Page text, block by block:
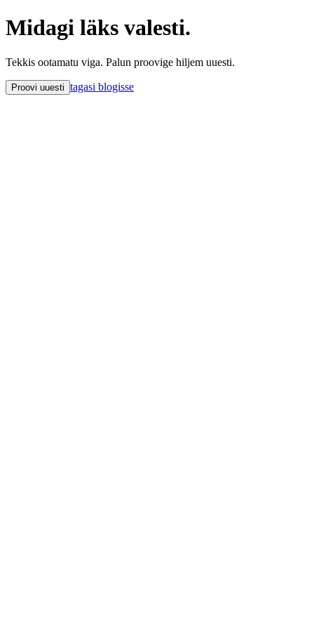
Midagi läks valesti.
Tekkis ootamatu viga. Palun proovige hiljem uuesti.
Proovi uuesti tagasi blogisse